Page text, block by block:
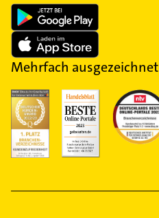
Mehrfach ausgezeichnet